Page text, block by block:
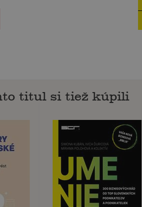
titul si tiež kúpili